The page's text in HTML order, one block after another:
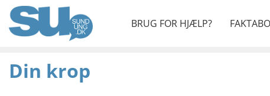
BRUG FOR HJÆLP?
Din krop